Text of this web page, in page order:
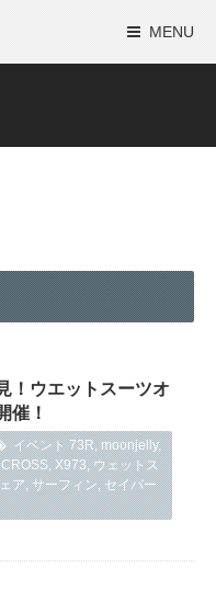
MENU
！ウエットスーツオ
催！
イベント 73R,moonjelly,
,X973,ウェットス
ア,サーフィン,セイバー